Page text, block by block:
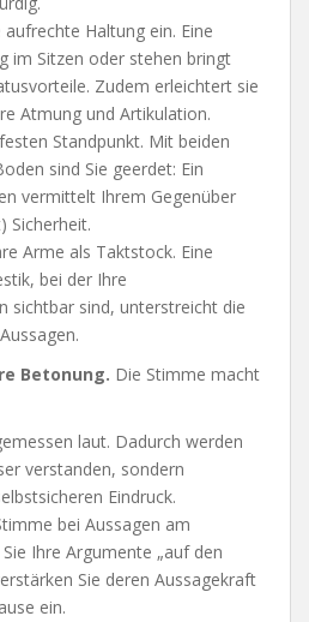
Haltung ein. Eine
im Sitzen oder stehen bringt
Zudem erleichtert sie
Atmung und Artikulation.
Standpunkt. Mit beiden
sind Sie geerdet: Ein
vermittelt Ihrem Gegenüber
Sicherheit.
Arme als Taktstock. Eine
bei der Ihre
sichtbar sind, unterstreicht die
Betonung. Die Stimme macht
laut. Dadurch werden
verstanden, sondern
Eindruck.
bei Aussagen am
Ihre Argumente „auf den
Sie deren Aussagekraft
ein.